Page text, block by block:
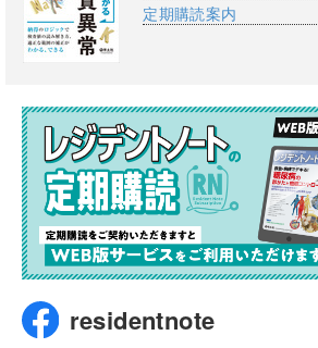
定期購読案内
residentnote